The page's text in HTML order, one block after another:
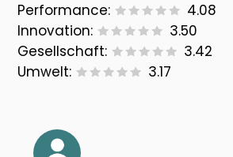
Performance:
4.08
Innovation:
3.50
Gesellschaft:
3.42
Umwelt:
3.17